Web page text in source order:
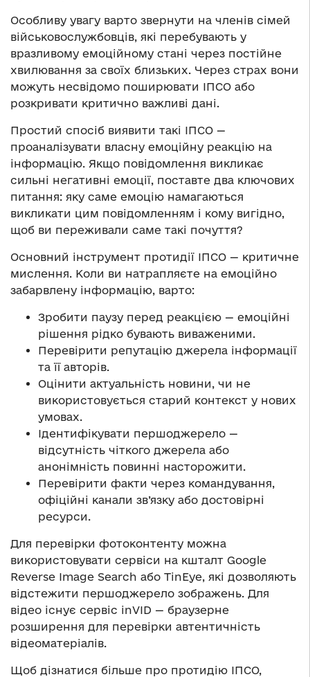
Особливу увагу варто звернути на членів сімей
військовослужбовців, які перебувають у
вразливому емоційному стані через постійне
хвилювання за своїх близьких. Через страх вони
можуть несвідомо поширювати ІПСО або
розкривати критично важливі дані.
Простий спосіб виявити такі ІПСО —
проаналізувати власну емоційну реакцію на
інформацію. Якщо повідомлення викликає
сильні негативні емоції, поставте два ключових
питання: яку саме емоцію намагаються
викликати цим повідомленням і кому вигідно,
щоб ви переживали саме такі почуття?
Основний інструмент протидії ІПСО — критичне
мислення. Коли ви натрапляєте на емоційно
забарвлену інформацію, варто:
Зробити паузу перед реакцією — емоційні
рішення рідко бувають виваженими.
Перевірити репутацію джерела інформації
та її авторів.
Оцінити актуальність новини, чи не
використовується старий контекст у нових
умовах.
Ідентифікувати першоджерело —
відсутність чіткого джерела або
анонімність повинні насторожити.
Перевірити факти через командування,
офіційні канали зв’язку або достовірні
ресурси.
Для перевірки фотоконтенту можна
використовувати сервіси на кшталт Google
Reverse Image Search або TinEye, які дозволяють
відстежити першоджерело зображень. Для
відео існує сервіс inVID — браузерне
розширення для перевірки автентичність
відеоматеріалів.
Щоб дізнатися більше про протидію ІПСО,